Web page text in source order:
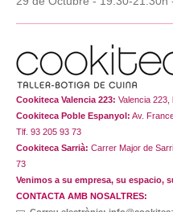
Cookiteca Valencia 223: Valencia
Cookiteca Poble Espanyol: Av.
Tlf. 93 205 93 73
Cookiteca Sarrià: Carrer Major de
73
Venimos a su empresa, su espacio,
CONTACTA AMB NOSALTRES: